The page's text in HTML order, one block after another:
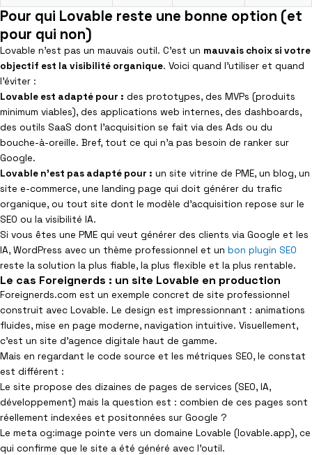
Pour qui Lovable reste une bonne option (et
pour qui non)
Lovable n’est pas un mauvais outil. C’est un mauvais choix si votre
objectif est la visibilité organique. Voici quand l’utiliser et quand
l’éviter :
Lovable est adapté pour : des prototypes, des MVPs (produits
minimum viables), des applications web internes, des dashboards,
des outils SaaS dont l’acquisition se fait via des Ads ou du
bouche-à-oreille. Bref, tout ce qui n’a pas besoin de ranker sur
Google.
Lovable n’est pas adapté pour : un site vitrine de PME, un blog, un
site e-commerce, une landing page qui doit générer du trafic
organique, ou tout site dont le modèle d’acquisition repose sur le
SEO ou la visibilité IA.
Si vous êtes une PME qui veut générer des clients via Google et les
IA, WordPress avec un thème professionnel et un bon plugin SEO
reste la solution la plus fiable, la plus flexible et la plus rentable.
Le cas Foreignerds : un site Lovable en production
Foreignerds.com est un exemple concret de site professionnel
construit avec Lovable. Le design est impressionnant : animations
fluides, mise en page moderne, navigation intuitive. Visuellement,
c’est un site d’agence digitale haut de gamme.
Mais en regardant le code source et les métriques SEO, le constat
est différent :
Le site propose des dizaines de pages de services (SEO, IA,
développement) mais la question est : combien de ces pages sont
réellement indexées et positonnées sur Google ?
Le meta og:image pointe vers un domaine Lovable (lovable.app), ce
qui confirme que le site a été généré avec l’outil.